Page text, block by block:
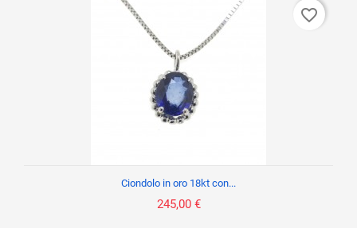
Ciondolo in oro 18kt con...
245,00 €
favorite_border